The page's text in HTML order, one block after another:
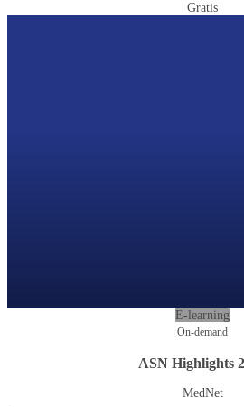
Gratis
E-learning
On-demand
ASN Highlights
MedNet